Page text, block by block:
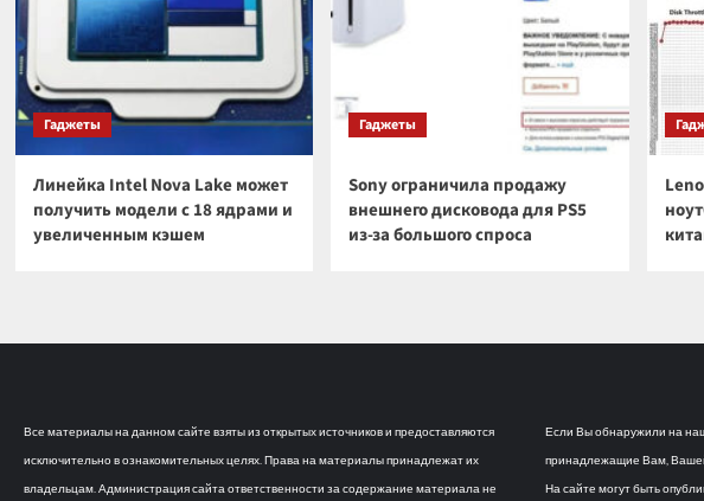
Гаджеты
Линейка Intel Nova Lake может
получить модели с 18 ядрами и
увеличенным кэшем
Гаджеты
Sony ограничила продажу
внешнего дисковода для PS5
из-за большого спроса
Все материалы на данном сайте взяты из открытых источников и предоставляются
исключительно в ознакомительных целях. Права на материалы принадлежат их
владельцам. Администрация сайта ответственности за содержание материала не
Если Вы обнаружили на
принадлежащие Вам,
На сайте могут быть